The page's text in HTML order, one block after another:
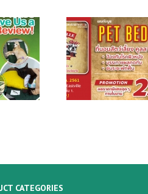
นอนสัตว์เลี้ยง
ในงาน
2018 พร้อม
นลด 25%
CATEGORIES